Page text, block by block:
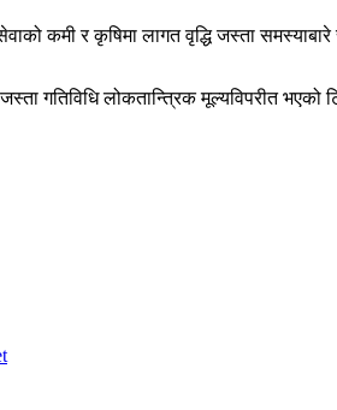
कमी र कृषिमा लागत वृद्धि जस्ता
गतिविधि लोकतान्त्रिक मूल्यविपरीत